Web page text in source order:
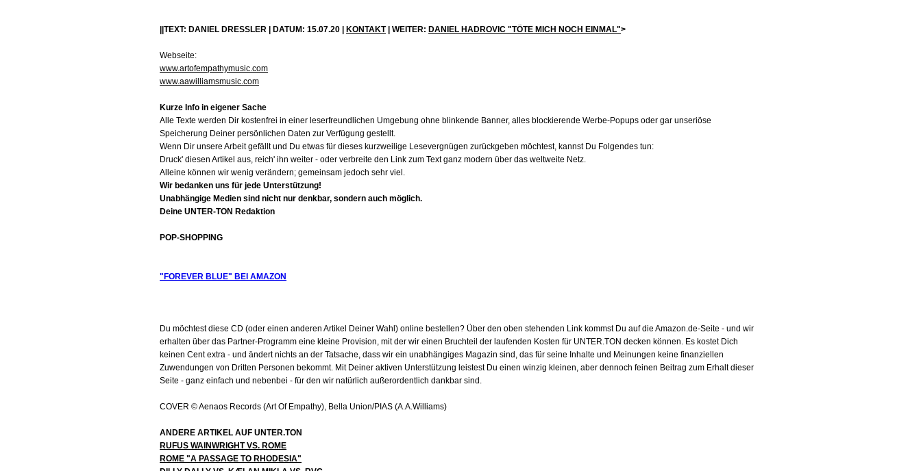
||TEXT: DANIEL DRESSLER | DATUM: 15.07.20 | KONTAKT| WEITER: DANIEL HADROVIC "TÖTE MICH NOCH EINMAL">
Webseite:
www.artofempathymusic.com
www.aawilliamsmusic.com
Kurze Info in eigener Sache
Alle Texte werden Dir kostenfrei in einer leserfreundlichen Umgebung ohne blinkende Banner, alles blockierende Werbe-Popups oder gar unseriöse
Speicherung Deiner persönlichen Daten zur Verfügung gestellt.
Wenn Dir unsere Arbeit gefällt und Du etwas für dieses kurzweilige Lesevergnügen zurückgeben möchtest, kannst Du Folgendes tun:
Druck' diesen Artikel aus, reich' ihn weiter - oder verbreite den Link zum Text ganz modern über das weltweite Netz.
Alleine können wir wenig verändern; gemeinsam jedoch sehr viel.
Wir bedanken uns für jede Unterstützung!
Unabhängige Medien sind nicht nur denkbar, sondern auch möglich.
Deine UNTER-TON Redaktion
POP-SHOPPING
"FOREVER BLUE" BEI AMAZON
Du möchtest diese CD (oder einen anderen Artikel Deiner Wahl) online bestellen? Über den oben stehenden Link kommst Du auf die Amazon.de-Seite - und wir
erhalten über das Partner-Programm eine kleine Provision, mit der wir einen Bruchteil der laufenden Kosten für UNTER.TON decken können. Es kostet Dich
keinen Cent extra - und ändert nichts an der Tatsache, dass wir ein unabhängiges Magazin sind, das für seine Inhalte und Meinungen keine finanziellen
Zuwendungen von Dritten Personen bekommt. Mit Deiner aktiven Unterstützung leistest Du einen winzig kleinen, aber dennoch feinen Beitrag zum Erhalt dieser
Seite - ganz einfach und nebenbei - für den wir natürlich außerordentlich dankbar sind.
COVER © Aenaos Records (Art Of Empathy), Bella Union/PIAS (A.A.Williams)
ANDERE ARTIKEL AUF UNTER.TON
RUFUS WAINWRIGHT VS. ROME
ROME "A PASSAGE TO RHODESIA"